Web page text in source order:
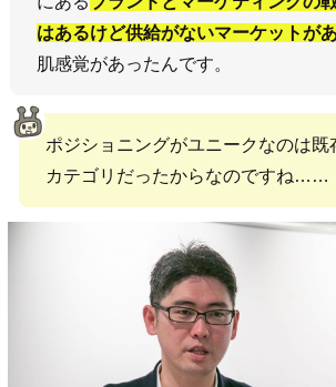
はあるけど供給がないマーケットが
肌感覚があったんです。
ポジショニングがユニークなのは既
カテゴリだったからなのですね……